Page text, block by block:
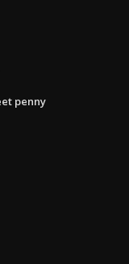
penny